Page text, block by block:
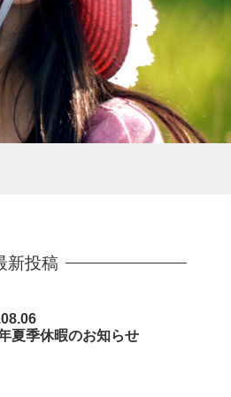
新投稿
夏季休暇のお知らせ